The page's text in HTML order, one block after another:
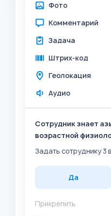
Фото
Комментарий
Задача
Штрих-код
Геолокация
Аудио
Сотрудник знает
возрастной
Задать сотруднику 3
Да
Прикрепить